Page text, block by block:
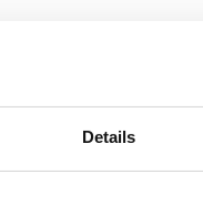
Details